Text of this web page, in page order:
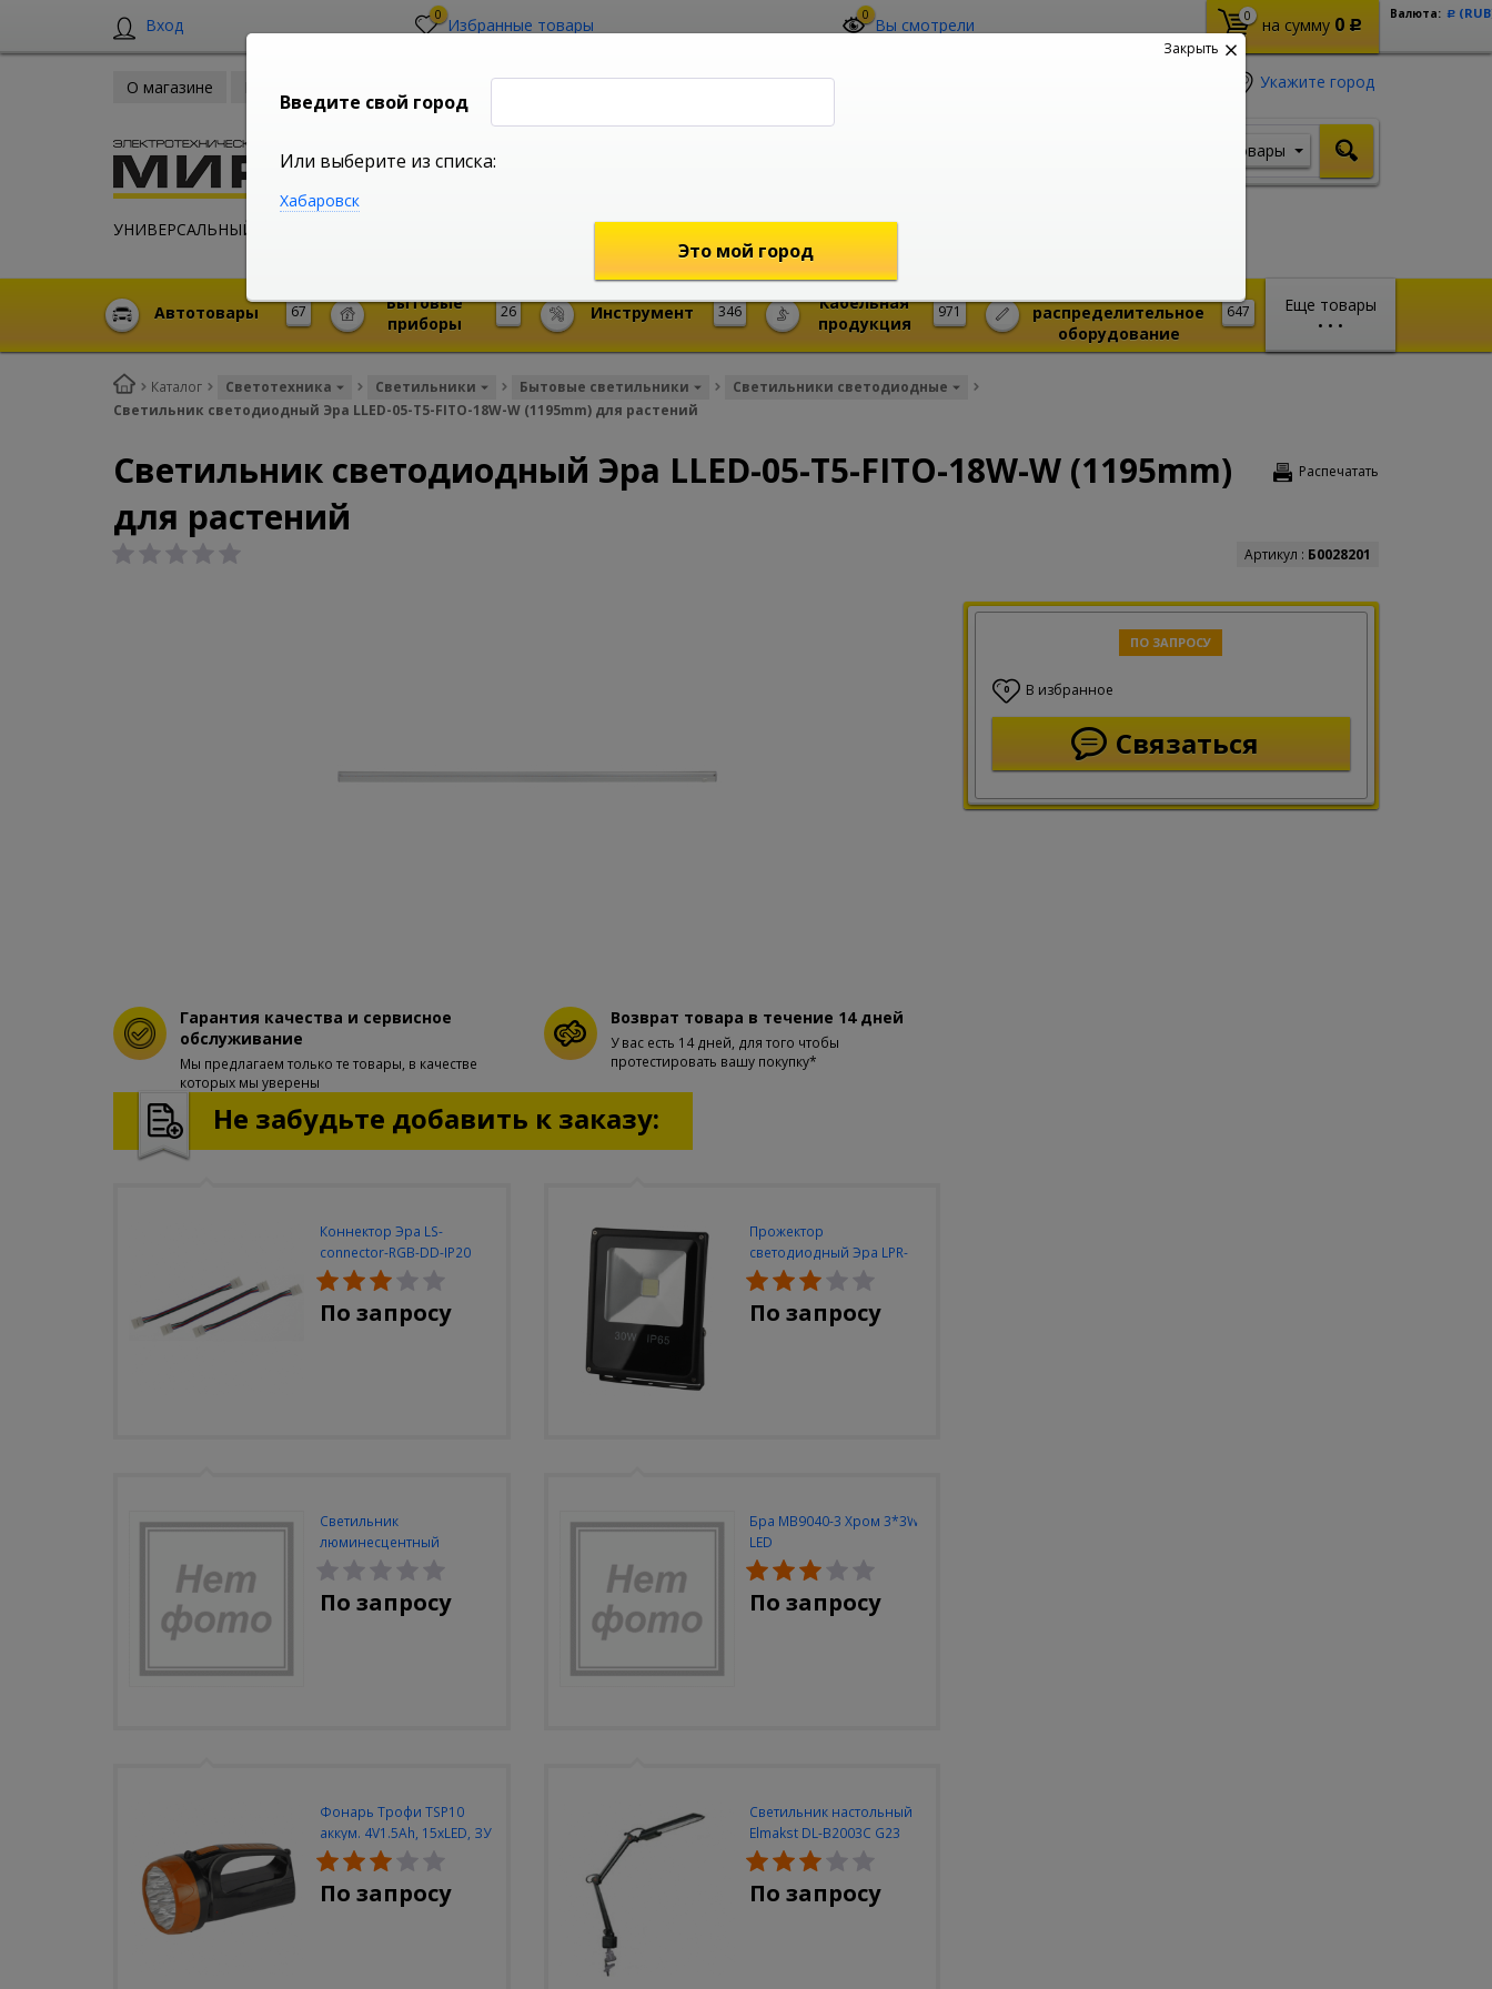
Вход 0 Избранные товары 0 Вы смотрели 0 на сумму 0 Р
Валюта: Р
О магазине
УНИВЕРСАЛЬНЫЙ ИНТЕРНЕТ МАГАЗИН
Укажите город
shop@mireks.ru
Товары
Еще товары
• • •
67
Автотовары 26
Бытовые
приборы
346
Инструмент 971
Кабельная
продукция
647
распределительное
оборудование
Каталог Светотехника Светильники Бытовые светильники
Светильники светодиодные
Светильник светодиодный Эра LLED-05-T5-FITO-18W-W (1195mm) для растений
Распечатать
Светильник светодиодный Эра LLED-05-T5-FITO-18W-W (1195mm)
для растений
Артикул : Б0028201
ПО ЗАПРОСУ
0 В избранное
Связаться
Гарантия качества и сервисное
обслуживание
Мы предлагаем только те товары, в качестве
которых мы уверены
Возврат товара в течение 14 дней
У вас есть 14 дней, для того чтобы
протестировать вашу покупку*
Не забудьте добавить к заказу:
Коннектор Эра LS-
connector-RGB-DD-IP20
(3шт/уп)
По запросу
Прожектор
светодиодный Эра LPR-
30W-6500K-M
По запросу
Светильник
люминесцентный
Navigator NEL-A2-E130-T4-
840/WH
По запросу
Бра MB9040-3 Хром 3*3W
LED
По запросу
Фонарь Трофи TSP10
аккум. 4V1.5Ah, 15xLED, ЗУ
вилка 220V
По запросу
Светильник настольный
Elmakst DL-B2003C G23
черный струбцина
По запросу
Закрыть
Введите свой город
Или выберите из списка:
Хабаровск
Это мой город